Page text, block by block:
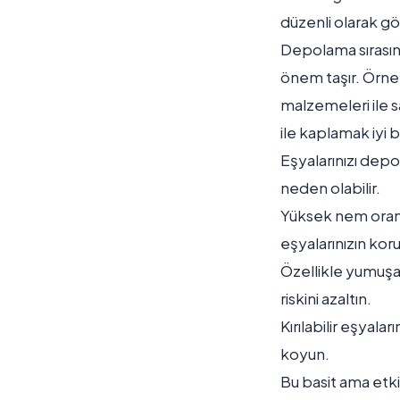
düzenli olarak
Depolama
önem taşır.
malzemeleri ile
ile kaplamak iyi
Eşyalarınızı
neden olabilir.
Yüksek nem
eşyalarınızın
Özellikle
riskini azaltın.
Kırılabilir
koyun.
Bu basit ama